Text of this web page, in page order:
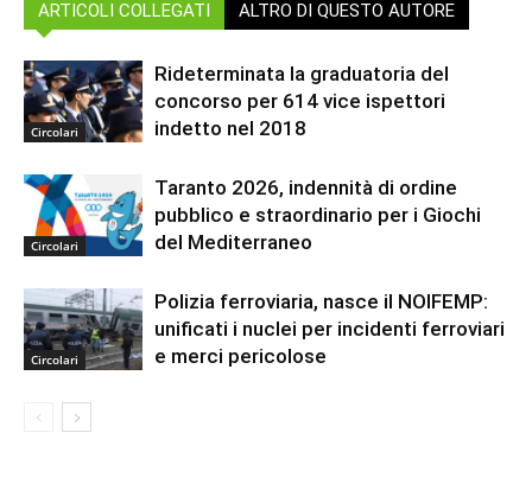
ARTICOLI COLLEGATI ALTRO DI QUESTO AUTORE
Circolari
Rideterminata la graduatoria del
concorso per 614 vice ispettori
indetto nel 2018
Circolari
Taranto 2026, indennità di ordine
pubblico e straordinario per i Giochi
del Mediterraneo
Circolari
Polizia ferroviaria, nasce il NOIFEMP:
unificati i nuclei per incidenti ferroviari
e merci pericolose